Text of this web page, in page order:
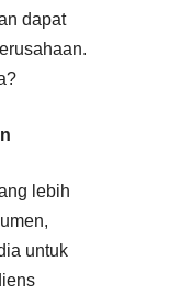
dapat
lebih
untuk